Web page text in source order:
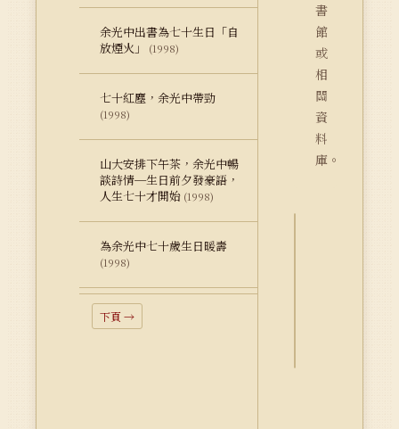
余光中出書為七十生日「自
放煙火」
(1998)
七十紅塵，余光中帶勁
(1998)
山大安排下午茶，余光中暢
談詩情─生日前夕發豪語，
人生七十才開始 (1998)
為余光中七十歲生日暖壽
(1998)
下頁 →
書
館
或
相
關
資
料
庫。